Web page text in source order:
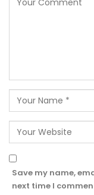
Save my name,
next time I